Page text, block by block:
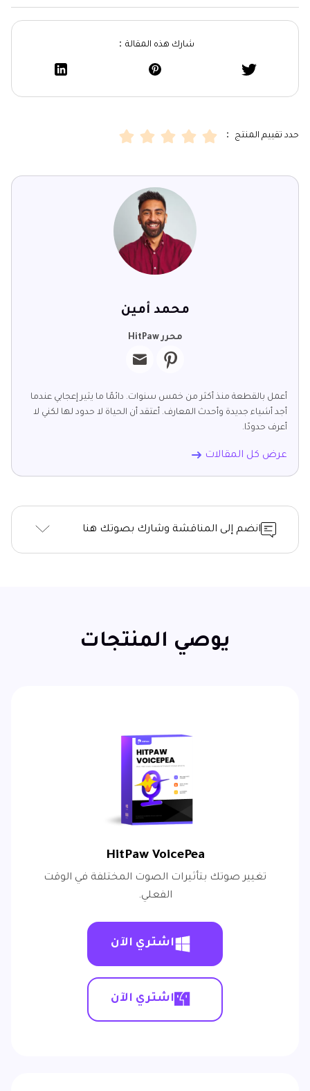
شارك هذه المقالة：
حدد تقييم المنتج ：
محمد أمين
محرر HitPaw
أعمل بالقطعة منذ أكثر من خمس سنوات. دائمًا ما يثير إعجابي عندما
أجد أشياء جديدة وأحدث المعارف. أعتقد أن الحياة لا حدود لها لكني لا
أعرف حدودًا.
عرض كل المقالات
انضم إلى المناقشة وشارك بصوتك هنا
يوصي المنتجات
HitPaw VoicePea
تغيير صوتك بتأثيرات الصوت المختلفة في الوقت
الفعلي.
اشتري الآن
اشتري الآن